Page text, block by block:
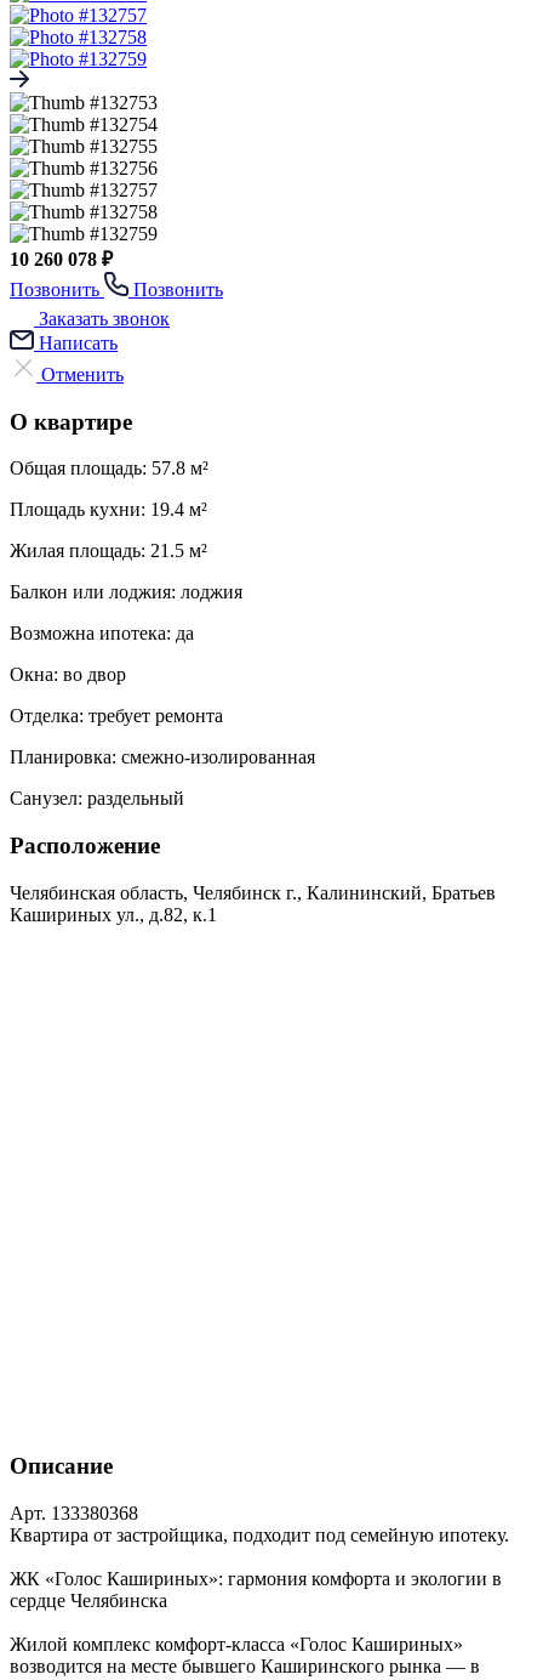
10 260 078 ₽
Позвонить
Позвонить
Заказать звонок
Написать
Отменить
О квартире
Общая площадь: 57.8 м²
Площадь кухни: 19.4 м²
Жилая площадь: 21.5 м²
Балкон или лоджия: лоджия
Возможна ипотека: да
Окна: во двор
Отделка: требует ремонта
Планировка: смежно-изолированная
Санузел: раздельный
Расположение
Челябинская область, Челябинск г., Калининский, Братьев
Кашириных ул., д.82, к.1
Описание
Арт. 133380368
Квартира от застройщика, подходит под семейную ипотеку.
ЖК «Голос Кашириных»: гармония комфорта и экологии в
сердце Челябинска
Жилой комплекс комфорт‑класса «Голос Кашириных»
возводится на месте бывшего Каширинского рынка — в